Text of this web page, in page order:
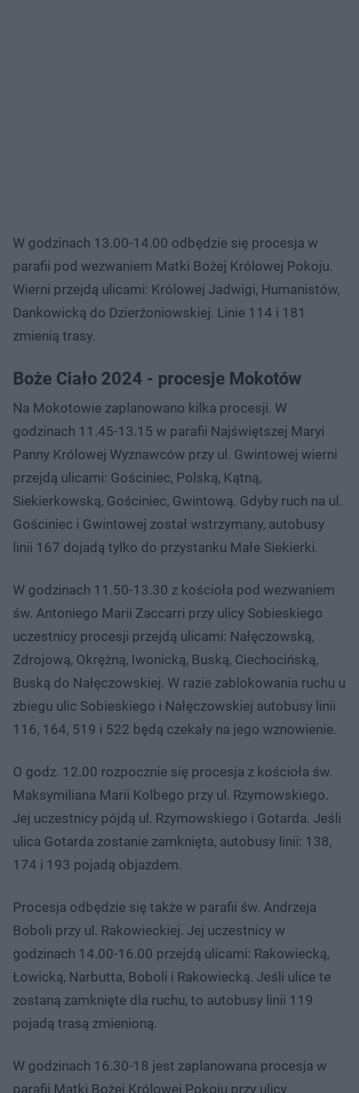
W godzinach 13.00-14.00 odbędzie się procesja w
parafii pod wezwaniem Matki Bożej Królowej Pokoju.
Wierni przejdą ulicami: Królowej Jadwigi, Humanistów,
Dankowicką do Dzierżoniowskiej. Linie 114 i 181
zmienią trasy.
Boże Ciało 2024 - procesje Mokotów
Na Mokotowie zaplanowano kilka procesji. W
godzinach 11.45-13.15 w parafii Najświętszej Maryi
Panny Królowej Wyznawców przy ul. Gwintowej wierni
przejdą ulicami: Gościniec, Polską, Kątną,
Siekierkowską, Gościniec, Gwintową. Gdyby ruch na ul.
Gościniec i Gwintowej został wstrzymany, autobusy
linii 167 dojadą tylko do przystanku Małe Siekierki.
W godzinach 11.50-13.30 z kościoła pod wezwaniem
św. Antoniego Marii Zaccarri przy ulicy Sobieskiego
uczestnicy procesji przejdą ulicami: Nałęczowską,
Zdrojową, Okrężną, Iwonicką, Buską, Ciechocińską,
Buską do Nałęczowskiej. W razie zablokowania ruchu u
zbiegu ulic Sobieskiego i Nałęczowskiej autobusy linii
116, 164, 519 i 522 będą czekały na jego wznowienie.
O godz. 12.00 rozpocznie się procesja z kościoła św.
Maksymiliana Marii Kolbego przy ul. Rzymowskiego.
Jej uczestnicy pójdą ul. Rzymowskiego i Gotarda. Jeśli
ulica Gotarda zostanie zamknięta, autobusy linii: 138,
174 i 193 pojadą objazdem.
Procesja odbędzie się także w parafii św. Andrzeja
Boboli przy ul. Rakowieckiej. Jej uczestnicy w
godzinach 14.00-16.00 przejdą ulicami: Rakowiecką,
Łowicką, Narbutta, Boboli i Rakowiecką. Jeśli ulice te
zostaną zamknięte dla ruchu, to autobusy linii 119
pojadą trasą zmienioną.
W godzinach 16.30-18 jest zaplanowana procesja w
parafii Matki Bożej Królowej Pokoju przy ulicy